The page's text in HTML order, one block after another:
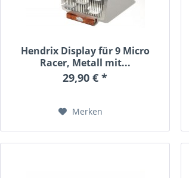
Hendrix Display für 9 Micro
Racer, Metall mit...
29,90 € *
Merken